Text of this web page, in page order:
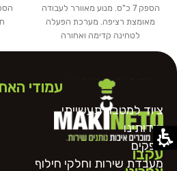
הספק 7 כ"ס. מנוע מאוורר לעבודה
מאומצת רציפה. מערכת הפעלה
לטחינה קדימה ואחורה
עקבו
עמודי
ציוד למטבח תעשייתי
אודותינו
ספקים
מעבדת שירות וחלקי חילוף